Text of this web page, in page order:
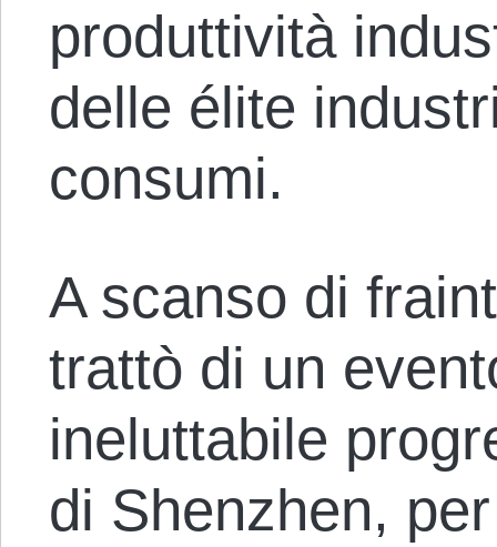
produttività
delle élite
consumi.
A scanso di
trattò di un
ineluttabile
di Shenzhen,